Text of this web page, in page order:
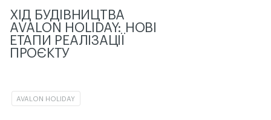
ХІД БУДІВНИЦТВА
AVALON HOLIDAY: НОВІ
ЕТАПИ РЕАЛІЗАЦІЇ
ПРОЄКТУ
AVALON HOLIDAY